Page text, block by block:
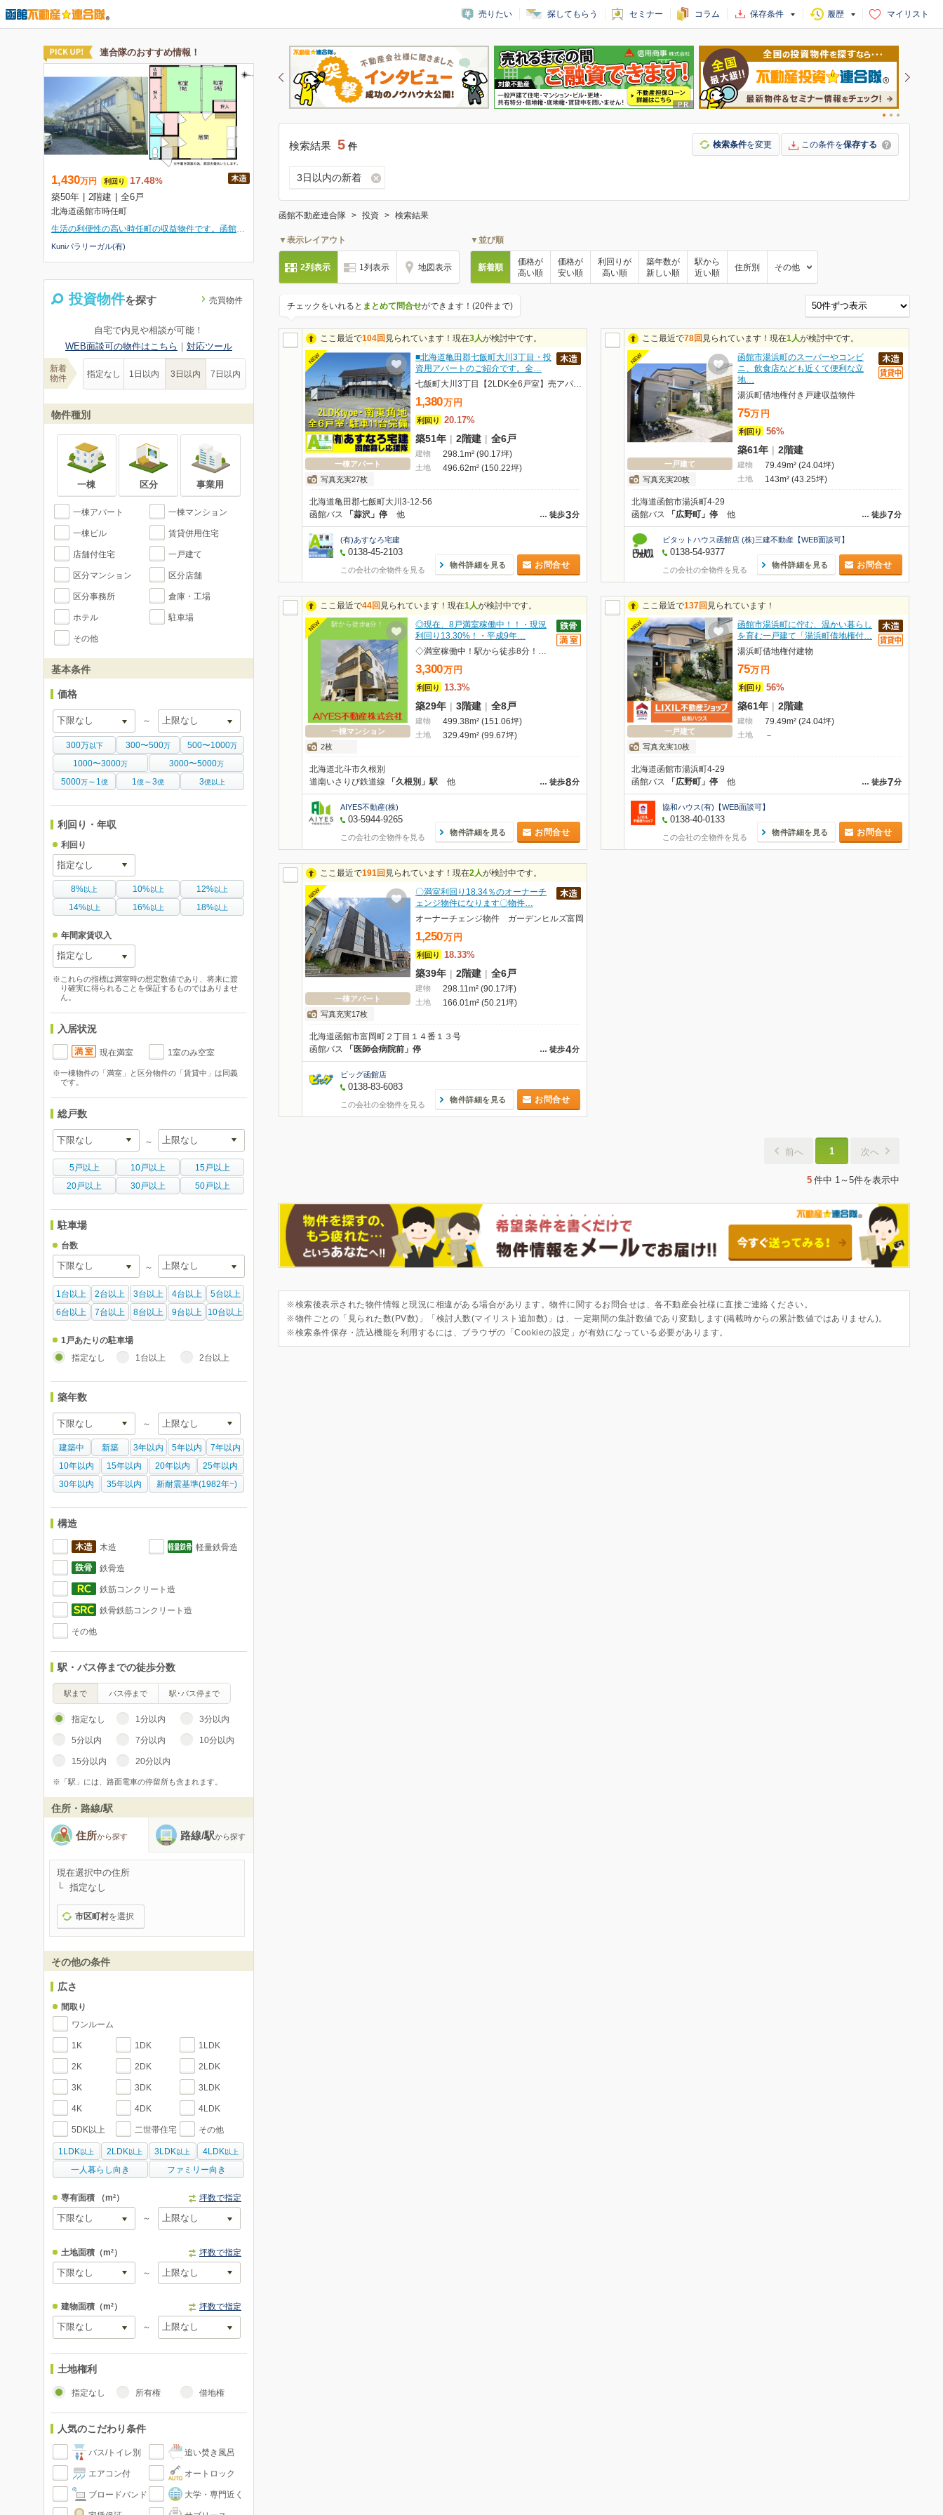
売りたい 探してもらう セミナー コラム 保存条件 履歴 マイリスト
投資物件を探す 売買物件
自宅で内見や相談が可能！
WEB面談可の物件はこちら ｜ 対応ツール
新着
物件
指定なし 1日以内 3日以内 7日以内
物件種別
一棟 区分 事業用
一棟アパート 一棟マンション
一棟ビル 賃貸併用住宅
店舗付住宅 一戸建て
区分マンション 区分店舗
区分事務所 倉庫・工場
ホテル 駐車場
その他
基本条件
価格
～
300万 以下 300〜500万 500〜1000万
1000〜3000万 3000〜5000万
5000万～1 億 1億～3億 3億以上
利回り・年収
利回り
8%以上 10%以上 12%以上
14%以上 16%以上 18%以上
年間家賃収入
※これらの指標は満室時の想定数値であり、将来に渡
り確実に得られることを保証するものではありませ
ん。
入居状況
現在満室 1室のみ空室
※一棟物件の「満室」と区分物件の「賃貸中」は同義
です。
総戸数
～
5戸以上 10戸以上
15戸以上
20戸以上
30戸以上 50戸以上
駐車場
台数
～
1台以上 2台以上 3台以上 4台以上
5台以上
6台以上
7台以上 8台以上 9台以上 10台以上
1戸あたりの駐車場
指定なし 1台以上 2台以上
築年数
～
建築中 新築 3年以内 5年以内
7年以内
10年以内
15年以内 20年以内
25年以内
30年以内
35年以内 新耐震基準(1982年~)
構造
木造 軽量鉄骨造
鉄骨造
鉄筋コンクリート造
鉄骨鉄筋コンクリート造
その他
駅・バス停までの徒歩分数
駅まで バス停まで 駅･バス停まで
指定なし 1分以内 3分以内
5分以内 7分以内 10分以内
15分以内 20分以内
※「駅」には、路面電車の停留所も含まれます。
住所・路線/駅
住所から探す 路線/駅から探す
現在選択中の住所
指定なし
市区町村を選択
その他の条件
広さ
間取り
ワンルーム
1K 1DK 1LDK
2K 2DK 2LDK
3K 3DK 3LDK
4K 4DK 4LDK
5DK以上 二世帯住宅 その他
1LDK以上 2LDK 以上 3LDK以上 4LDK 以上
一人暮らし向き ファミリー向き
専有面積 （m²） 坪数で指定
～
土地面積（m²） 坪数で指定
～
建物面積（m²） 坪数で指定
～
土地権利
指定なし 所有権 借地権
人気のこだわり条件
バス/トイレ別 追い焚き風呂
エアコン付 オートロック
ブロードバンド 大学・専門近く
検索結果 5 件 検索条件を変更 この条件を保存する
3日以内の新着
函館不動産連合隊 投資 検索結果
▼表示レイアウト
2列表示 1列表示 地図表示
▼並び順
新着順
価格が
高い順
価格が
安い順
利回りが
高い順
築年数が
新しい順
駅から
近い順
住所別 その他
チェックをいれると まとめて問合せができます！(20件まで)
ここ最近で104回 見られています！現在3人が検討中です。
NEW
一棟アパート
写真充実27枚
■北海道亀田郡七飯町大川3丁目・投
資用アパートのご紹介です。全…
七飯町大川3丁目【2LDK全6戸室】売アパート
1,380万 円
利回り 20.17%
築51年 | 2階建 | 全6戸
建物 298.1m² (90.17坪)
土地 496.62m² (150.22坪)
北海道亀田郡七飯町大川3-12-56
… 徒歩3分
函館バス 「蒜沢」停 他
(有)あすなろ宅建
0138-45-2103
この会社の全物件を見る
物件詳細を見る お問合せ
ここ最近で78回 見られています！現在1人が検討中です。
NEW
一戸建て
写真充実20枚
函館市湯浜町のスーパーやコンビ
ニ、飲食店なども近くて便利な立
地…
湯浜町借地権付き戸建収益物件
75万 円
利回り 56%
築61年 | 2階建
建物 79.49m² (24.04坪)
土地 143m² (43.25坪)
北海道函館市湯浜町4-29
… 徒歩7分
函館バス 「広野町」停 他
ピタットハウス函館店 (株)三建不動産【WEB面談可】
0138-54-9377
この会社の全物件を見る
物件詳細を見る お問合せ
ここ最近で44回 見られています！現在1人が検討中です。
NEW
一棟マンション
2枚
◎現在、8戸満室稼働中！！・現況
利回り13.30%！・平成9年…
◇満室稼働中！駅から徒歩8分！北海道教育大学まで車16分◇
3,300万 円
利回り 13.3%
築29年 | 3階建 | 全8戸
建物 499.38m² (151.06坪)
土地 329.49m² (99.67坪)
北海道北斗市久根別
… 徒歩8分
道南いさりび鉄道線 「久根別」駅 他
AIYES不動産(株)
03-5944-9265
この会社の全物件を見る
物件詳細を見る お問合せ
ここ最近で137回 見られています！
NEW
一戸建て
写真充実10枚
函館市湯浜町に佇む、温かい暮らし
を育む一戸建て「湯浜町借地権付…
湯浜町借地権付建物
75万 円
利回り 56%
築61年 | 2階建
建物 79.49m² (24.04坪)
土地 －
北海道函館市湯浜町4-29
… 徒歩7分
函館バス 「広野町」停 他
協和ハウス(有)【WEB面談可】
0138-40-0133
この会社の全物件を見る
物件詳細を見る お問合せ
ここ最近で191回 見られています！現在2人が検討中です。
NEW
一棟アパート
写真充実17枚
〇満室利回り18.34％のオーナーチ
ェンジ物件になります〇物件…
オーナーチェンジ物件 ガーデンヒルズ富岡
1,250万 円
利回り 18.33%
築39年 | 2階建 | 全6戸
建物 298.11m² (90.17坪)
土地 166.01m² (50.21坪)
北海道函館市富岡町２丁目１４番１３号
… 徒歩4分
函館バス 「医師会病院前」停
ビッグ函館店
0138-83-6083
この会社の全物件を見る
物件詳細を見る お問合せ
前へ 1 次へ
5 件中 1～5件を表示中
※検索後表示された物件情報と現況に相違がある場合があります。物件に関するお問合せは、各不動産会社様に直接ご連絡ください。
※物件ごとの「見られた数(PV数)」「検討人数(マイリスト追加数)」は、一定期間の集計数値であり変動します(掲載時からの累計数値ではありません)。
※検索条件保存・読込機能を利用するには、ブラウザの「Cookieの設定」が有効になっている必要があります。